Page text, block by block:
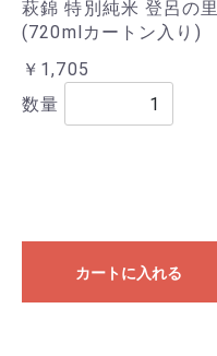
萩錦 特別純米 登呂の里
(720mlカートン入り)
￥1,705
数量
カートに入れる